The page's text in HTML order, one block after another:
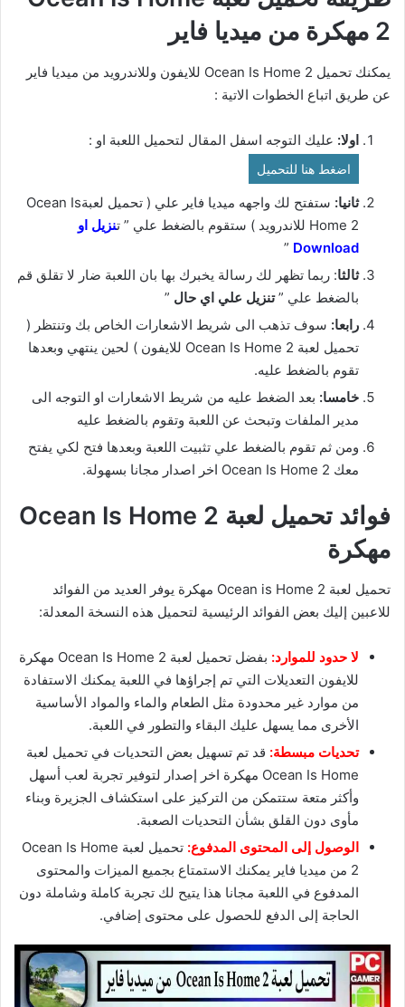
2 مهكرة من ميديا فاير
يمكنك تحميل Ocean Is Home 2 للايفون وللاندرويد من ميديا فاير
عن طريق اتباع الخطوات الاتية :
اولا: عليك التوجه اسفل المقال لتحميل اللعبة او :
اضغط هنا للتحميل
ثانيا:
ستفتح لك واجهه ميديا فاير علي ( تحميل لعبةOcean Is
Home 2 للاندرويد ) ستقوم بالضغط علي ” ت
نزيل او
Download
”
ثالثا: ربما تظهر لك رسالة يخبرك بها بان اللعبة ضار لا تقلق قم
بالضغط علي ”تنزيل علي اي حال ”
رابعا: سوف تذهب الى شريط الاشعارات الخاص بك وتنتظر (
تحميل لعبة Ocean Is Home 2 للايفون ) لحين ينتهي وبعدها
تقوم بالضغط عليه.
خامسا: بعد الضغط عليه من شريط الاشعارات او التوجه الى
مدير الملفات وتبحث عن اللعبة وتقوم بالضغط عليه
ومن ثم تقوم بالضغط علي تثبيت اللعبة وبعدها فتح لكي يفتح
معك Ocean Is Home 2 اخر اصدار مجانا بسهولة.
فوائد تحميل لعبة Ocean Is Home 2
مهكرة
تحميل لعبة Ocean is Home 2 مهكرة يوفر العديد من الفوائد
للاعبين إليك بعض الفوائد الرئيسية لتحميل هذه النسخة المعدلة:
لا حدود للموارد:
بفضل تحميل لعبة Ocean Is Home 2 مهكرة
للايفون التعديلات التي تم إجراؤها في اللعبة يمكنك الاستفادة
من موارد غير محدودة مثل الطعام والماء والمواد الأساسية
الأخرى مما يسهل عليك البقاء والتطور في اللعبة.
تحديات مبسطة: قد تم تسهيل بعض التحديات في تحميل لعبة
Ocean Is Home مهكرة اخر إصدار لتوفير تجربة لعب أسهل
وأكثر متعة ستتمكن من التركيز على استكشاف الجزيرة وبناء
مأوى دون القلق بشأن التحديات الصعبة.
الوصول إلى المحتوى المدفوع:
تحميل لعبة Ocean Is Home
2 من ميديا فاير يمكنك الاستمتاع بجميع الميزات والمحتوى
المدفوع في اللعبة مجانا هذا يتيح لك تجربة كاملة وشاملة دون
الحاجة إلى الدفع للحصول على محتوى إضافي.